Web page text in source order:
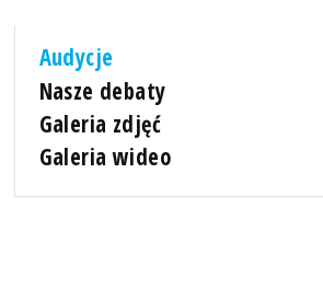
Audycje
Nasze debaty
Galeria zdjęć
Galeria wideo